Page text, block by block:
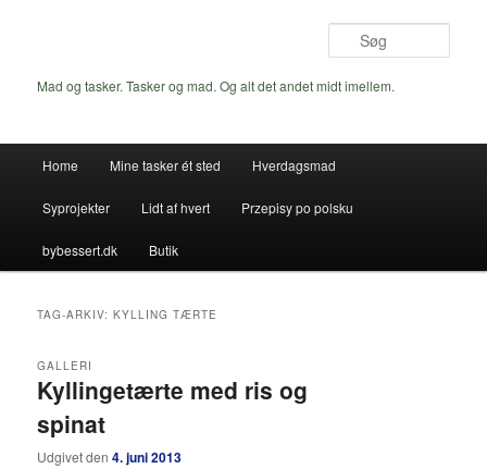
indhold
indholdMad og tasker. Tasker og mad. Og alt det andet midt imellem.
Home Mine tasker ét sted Hverdagsmad
Syprojekter Lidt af hvert Przepisy po polsku
bybessert.dk Butik
TAG-ARKIV:KYLLING TÆRTE
Kyllingetærte med ris og
spinat
GALLERI
Udgivet den4. juni 2013